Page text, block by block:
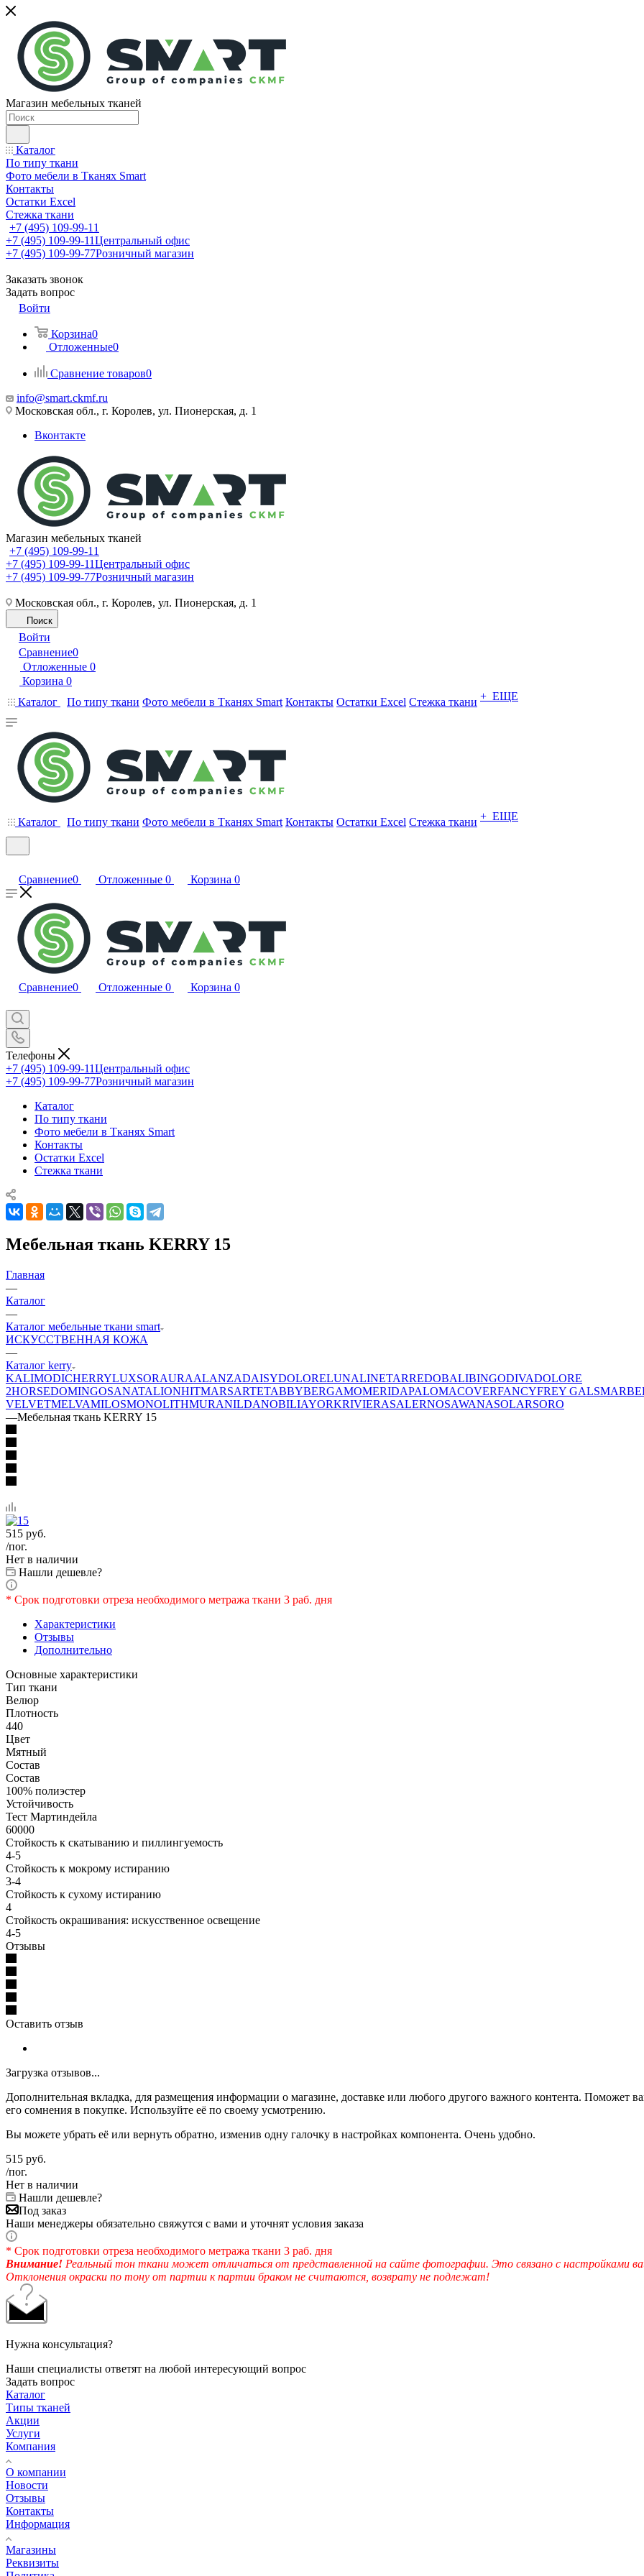
Магазин мебельных тканей
Каталог
По типу ткани
Фото мебели в Тканях Smart
Контакты
Остатки Excel
Стежка ткани
+7 (495) 109-99-11
+7 (495) 109-99-11Центральный офис
+7 (495) 109-99-77Розничный магазин
Заказать звонок
Задать вопрос
Войти
Корзина0
Отложенные0
Сравнение товаров0
info@smart.ckmf.ru
Московская обл., г. Королев, ул. Пионерская, д. 1
Вконтакте
Магазин мебельных тканей
+7 (495) 109-99-11
+7 (495) 109-99-11Центральный офис
+7 (495) 109-99-77Розничный магазин
Московская обл., г. Королев, ул. Пионерская, д. 1
Поиск
Войти
Сравнение0
Отложенные 0
Корзина 0
Каталог
По типу ткани Фото мебели в Тканях Smart Контакты Остатки Excel Стежка ткани + ЕЩЕ
Каталог По типу ткани Фото мебели в Тканях Smart Контакты Остатки Excel Стежка ткани + ЕЩЕ
Сравнение0 Отложенные 0 Корзина 0
Сравнение0 Отложенные 0 Корзина 0
Телефоны
+7 (495) 109-99-11Центральный офис
+7 (495) 109-99-77Розничный магазин
Каталог
По типу ткани
Фото мебели в Тканях Smart
Контакты
Остатки Excel
Стежка ткани
Мебельная ткань KERRY 15
Главная
—
Каталог
—
Каталог мебельные ткани smart
ИСКУССТВЕННАЯ КОЖА
—
Каталог kerry
KALIMODICHERRYLUXSORAURAALANZADAISYDOLORELUNALINETARREDOBALIBINGODIVADOLORE
2HORSEDOMINGOSANATALIONHITMARSARTETABBYBERGAMOMERIDAPALOMACOVERFANCYFREY GALS
VELVETMELVAMILOSMONOLITHMURANILDANOBILIAYORKRIVIERASALERNOSAWANASOLARSORO
—Мебельная ткань KERRY 15
515 руб.
/пог.
Нет в наличии
Нашли дешевле?
* Срок подготовки отреза необходимого метража ткани 3 раб. дня
Характеристики
Отзывы
Дополнительно
Основные характеристики
Тип ткани
Велюр
Плотность
440
Цвет
Мятный
Состав
Состав
100% полиэстер
Устойчивость
Тест Мартиндейла
60000
Стойкость к скатыванию и пиллингуемость
4-5
Стойкость к мокрому истиранию
3-4
Стойкость к сухому истиранию
4
Стойкость окрашивания: искусственное освещение
4-5
Отзывы
Оставить отзыв
Загрузка отзывов...
Дополнительная вкладка, для размещения информации о магазине, доставке или любого другого важного контента. Поможет
его сомнения в покупке. Используйте её по своему усмотрению.
Вы можете убрать её или вернуть обратно, изменив одну галочку в настройках компонента. Очень удобно.
515 руб.
/пог.
Нет в наличии
Нашли дешевле?
Под заказ
Наши менеджеры обязательно свяжутся с вами и уточнят условия заказа
* Срок подготовки отреза необходимого метража ткани 3 раб. дня
Внимание! Реальный тон ткани может отличаться от представленной на сайте фотографии. Это связано с настройками
Отклонения окраски по тону от партии к партии браком не считаются, возврату не подлежат!
Нужна консультация?
Наши специалисты ответят на любой интересующий вопрос
Задать вопрос
Каталог
Типы тканей
Акции
Услуги
Компания
О компании
Новости
Отзывы
Контакты
Информация
Магазины
Реквизиты